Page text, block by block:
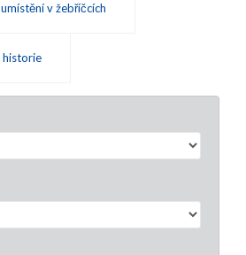
umístění v žebříčcích
historie